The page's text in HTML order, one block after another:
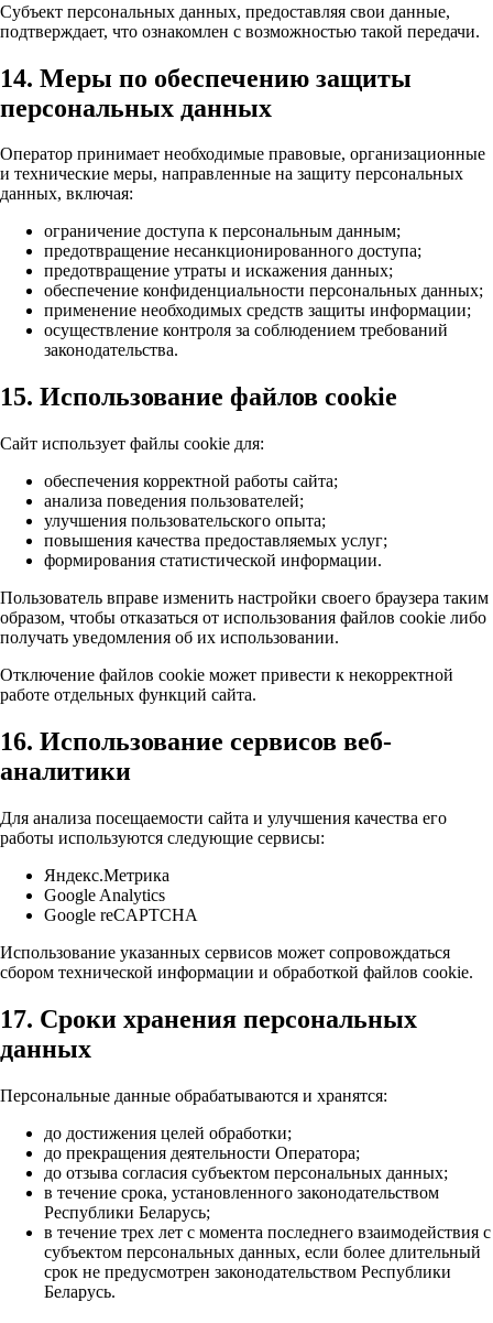
Субъект персональных данных, предоставляя свои данные,
подтверждает, что ознакомлен с возможностью такой передачи.
14. Меры по обеспечению защиты
персональных данных
Оператор принимает необходимые правовые, организационные
и технические меры, направленные на защиту персональных
данных, включая:
ограничение доступа к персональным данным;
предотвращение несанкционированного доступа;
предотвращение утраты и искажения данных;
обеспечение конфиденциальности персональных данных;
применение необходимых средств защиты информации;
осуществление контроля за соблюдением требований
законодательства.
15. Использование файлов cookie
Сайт использует файлы cookie для:
обеспечения корректной работы сайта;
анализа поведения пользователей;
улучшения пользовательского опыта;
повышения качества предоставляемых услуг;
формирования статистической информации.
Пользователь вправе изменить настройки своего браузера таким
образом, чтобы отказаться от использования файлов cookie либо
получать уведомления об их использовании.
Отключение файлов cookie может привести к некорректной
работе отдельных функций сайта.
16. Использование сервисов веб-
аналитики
Для анализа посещаемости сайта и улучшения качества его
работы используются следующие сервисы:
Яндекс.Метрика
Google Analytics
Google reCAPTCHA
Использование указанных сервисов может сопровождаться
сбором технической информации и обработкой файлов cookie.
17. Сроки хранения персональных
данных
Персональные данные обрабатываются и хранятся:
до достижения целей обработки;
до прекращения деятельности Оператора;
до отзыва согласия субъектом персональных данных;
в течение срока, установленного законодательством
Республики Беларусь;
в течение трех лет с момента последнего взаимодействия с
субъектом персональных данных, если более длительный
срок не предусмотрен законодательством Республики
Беларусь.